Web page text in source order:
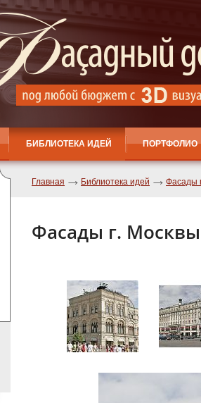
БИБЛИОТЕКА ИДЕЙ ПОРТФОЛИО
Главная Библиотека идей Фасады
Фасады г. Москвы